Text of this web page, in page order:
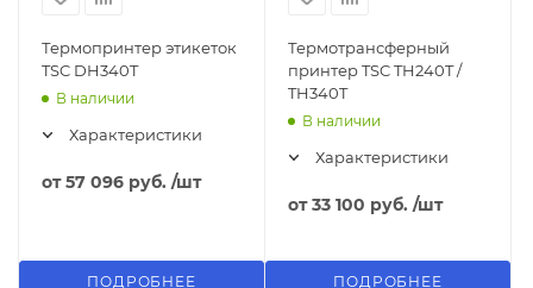
Термопринтер этикеток
TSC DH340T
В наличии
Характеристики
от57 096 руб. /шт
ПОДРОБНЕЕ
Термотрансферный
принтер TSC TH240T /
TH340T
В наличии
Характеристики
от33 100 руб. /шт
ПОДРОБНЕЕ